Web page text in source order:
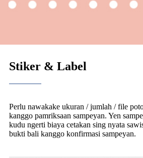
Stiker & Label
Perlu nawakake ukuran / jumlah / file
kanggo pamriksaan sampeyan. Yen
kudu ngerti biaya cetakan sing nyata
bukti bali kanggo konfirmasi sampeyan.